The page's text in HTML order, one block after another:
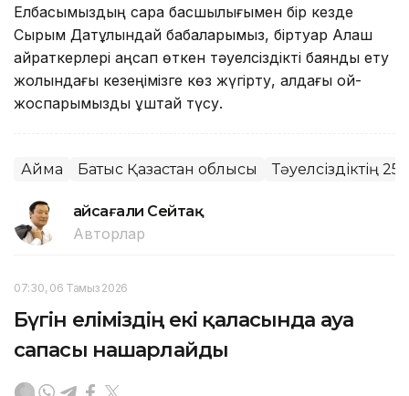
Елбасымыздың сара басшылығымен бір кезде
Сырым Датұлындай бабаларымыз, біртуар Алаш
қайраткерлері аңсап өткен тәуелсіздікті баянды ету
жолындағы кезеңімізге көз жүгірту, алдағы ой-
жоспарымызды ұштай түсу.
Аймақ Батыс Қазақстан облысы Тәуелсіздіктің
Ғайсағали Сейтақ
Авторлар
07:30, 06 Тамыз 2026
Бүгін еліміздің екі қаласында ауа
сапасы нашарлайды